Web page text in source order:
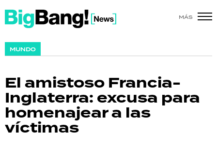
MÁS
MUNDO
El amistoso Francia-
Inglaterra: excusa para
homenajear a las
víctimas
SHOW
ACTUALIDAD
POLICIALES
ECONOMÍA